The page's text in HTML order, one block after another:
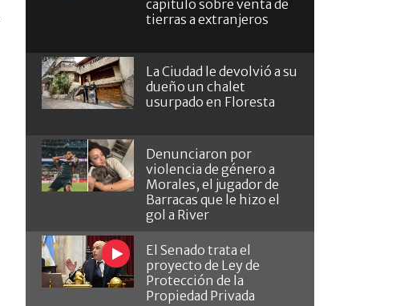
capítulo sobre venta de
tierras a extranjeros
La Ciudad le devolvió a su
dueño un chalet
usurpado en Floresta
Denunciaron por
violencia de género a
Morales, el jugador de
Barracas que le hizo el
gol a River
El Senado trata el
proyecto de Ley de
Protección de la
Propiedad Privada